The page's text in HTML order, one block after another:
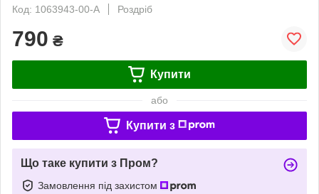
Код: 1063943-00-A
Роздріб
790 ₴
Купити
або
Купити з
Що таке купити з Пром?
Замовлення під захистом